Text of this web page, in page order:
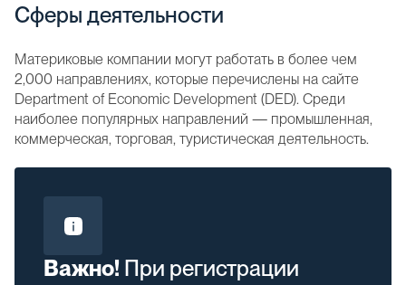
Сферы деятельности
Материковые компании могут работать в более чем
2,000 направлениях, которые перечислены на сайте
Department of Economic Development (DED). Среди
наиболее популярных направлений — промышленная,
коммерческая, торговая, туристическая деятельность.
Важно! При регистрации